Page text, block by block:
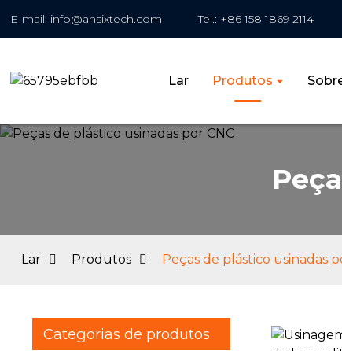
E-mail: info@ansixtech.com Tel.: +86 158 1869 2114
Lar Produtos
Lar Produtos Peças de plástico usinadas
Categorias de produtos